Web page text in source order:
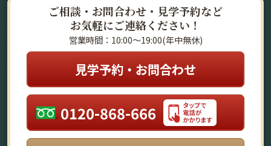
ご相談・お問合わせ・見学予約など
お気軽にご連絡ください！
営業時間：10:00～19:00(年中無休)
見学予約・お問合わせ
0120-868-666